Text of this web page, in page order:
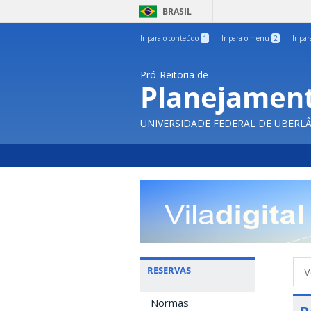
BRASIL
Ir para o conteúdo 1 Ir para o menu 2 Ir
Pró-Reitoria de
UNIVERSIDADE FEDERAL DE
RESERVAS
Normas